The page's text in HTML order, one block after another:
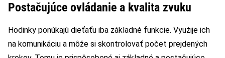
Postačujúce ovládanie a kvalita zvuku
Hodinky ponúkajú dieťaťu iba základné funkcie. Využije ich
na komunikáciu a môže si skontrolovať počet prejdených